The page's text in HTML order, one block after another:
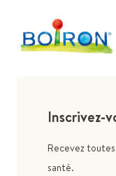
Inscrivez-
Recevez
santé.